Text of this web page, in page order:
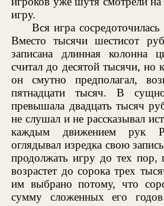
игру.
Вся игра
Вместо тысячи шестисот
записана длинная колонна
считал до десятой тысячи, но
он смутно предполагал,
пятнадцати тысяч. В
превышала двадцать тысяч
не слушал и не рассказывал
каждым движением рук
оглядывал изредка свою
продолжать игру до тех пор,
возрастет до сорока трех
им выбрано потому, что
сумму сложенных его